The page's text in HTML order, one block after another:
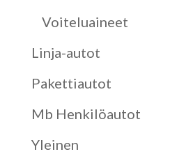
Voiteluaineet
Linja-autot
Pakettiautot
Mb Henkilöautot
Yleinen